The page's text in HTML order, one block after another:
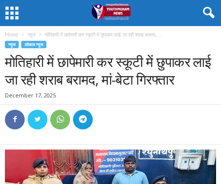
Home न्यूज मोतिहारी में छापेमारी कर स्कूटी में छुपाकर लाई जा रही शराब बरामद,...
न्यूज लोकल न्यूज
मोतिहारी में छापेमारी कर स्कूटी में छुपाकर लाई
जा रही शराब बरामद, मां-बेटा गिरफ्तार
December 17, 2025